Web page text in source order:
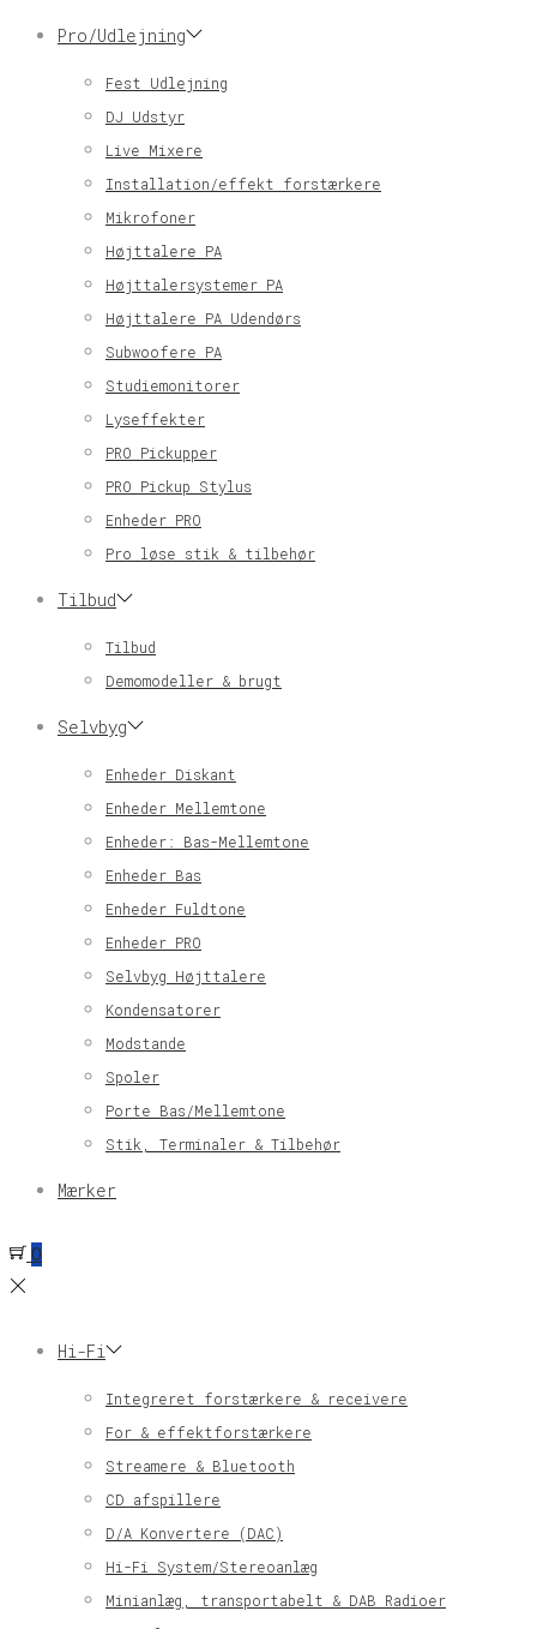
Pro/Udlejning
Fest Udlejning
DJ Udstyr
Live Mixere
Installation/effekt forstærkere
Mikrofoner
Højttalere PA
Højttalersystemer PA
Højttalere PA Udendørs
Subwoofere PA
Studiemonitorer
Lyseffekter
PRO Pickupper
PRO Pickup Stylus
Enheder PRO
Pro løse stik & tilbehør
Tilbud
Tilbud
Demomodeller & brugt
Selvbyg
Enheder Diskant
Enheder Mellemtone
Enheder: Bas-Mellemtone
Enheder Bas
Enheder Fuldtone
Enheder PRO
Selvbyg Højttalere
Kondensatorer
Modstande
Spoler
Porte Bas/Mellemtone
Stik, Terminaler & Tilbehør
Mærker
0
Hi-Fi
Integreret forstærkere & receivere
For & effektforstærkere
Streamere & Bluetooth
CD afspillere
D/A Konvertere (DAC)
Hi-Fi System/Stereoanlæg
Minianlæg, transportabelt & DAB Radioer